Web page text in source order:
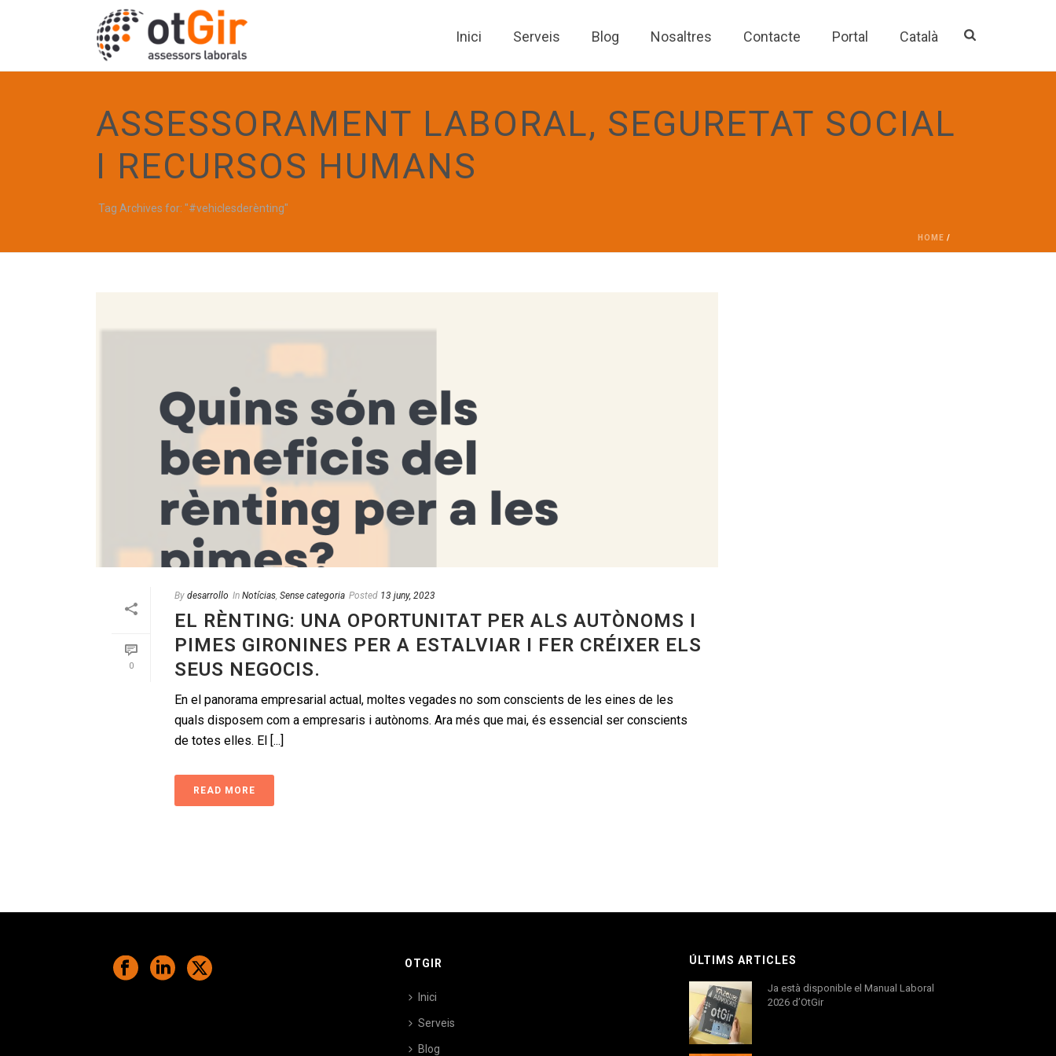
Inici Serveis Blog Nosaltres Contacte Portal Català
ASSESSORAMENT LABORAL, SEGURETAT SOCIAL
I RECURSOS HUMANS
Tag Archives for: "#vehiclesderènting"
HOME /
0
By desarrollo In Notícias, Sense categoria Posted 13 juny, 2023
EL RÈNTING: UNA OPORTUNITAT PER ALS AUTÒNOMS I
PIMES GIRONINES PER A ESTALVIAR I FER CRÉIXER ELS
SEUS NEGOCIS.
En el panorama empresarial actual, moltes vegades no som conscients de les eines de les
quals disposem com a empresaris i autònoms. Ara més que mai, és essencial ser conscients
de totes elles. El [...]
READ MORE
OTGIR
Inici
Serveis
Blog
ÚLTIMS ARTICLES
Ja està disponible el Manual Laboral
2026 d’OtGir